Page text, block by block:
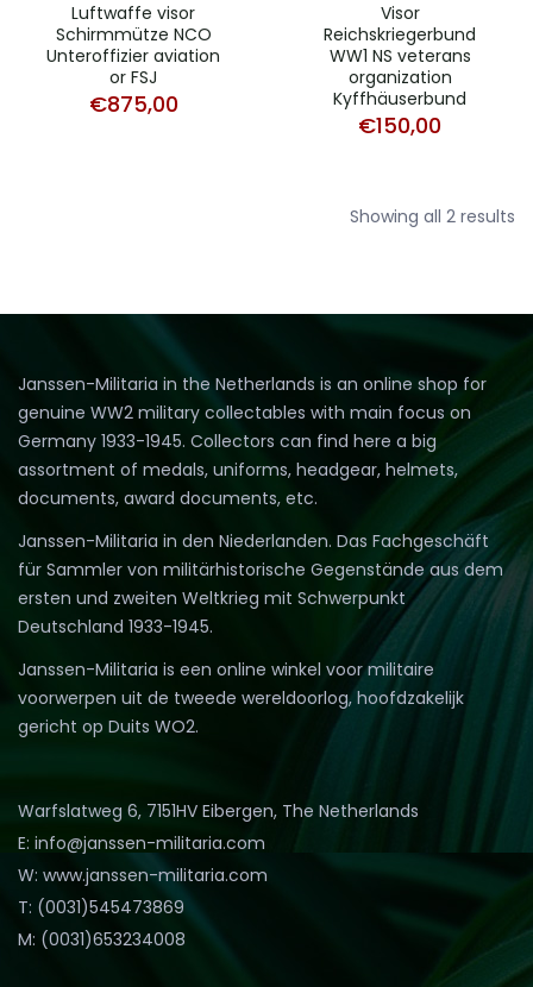
Luftwaffe visor
Schirmmütze NCO
Unteroffizier aviation
or FSJ
€875,00
Visor
Reichskriegerbund
WW1 NS veterans
organization
Kyffhäuserbund
€150,00
Showing all 2 results
Janssen-Militaria in the Netherlands is an online shop for
genuine WW2 military collectables with main focus on
Germany 1933-1945. Collectors can find here a big
assortment of medals, uniforms, headgear, helmets,
documents, award documents, etc.
Janssen-Militaria in den Niederlanden. Das Fachgeschäft
für Sammler von militärhistorische Gegenstände aus dem
ersten und zweiten Weltkrieg mit Schwerpunkt
Deutschland 1933-1945.
Janssen-Militaria is een online winkel voor militaire
voorwerpen uit de tweede wereldoorlog, hoofdzakelijk
gericht op Duits WO2.
Warfslatweg 6, 7151HV Eibergen, The Netherlands
E: info@janssen-militaria.com
W: www.janssen-militaria.com
T: (0031)545473869
M: (0031)653234008